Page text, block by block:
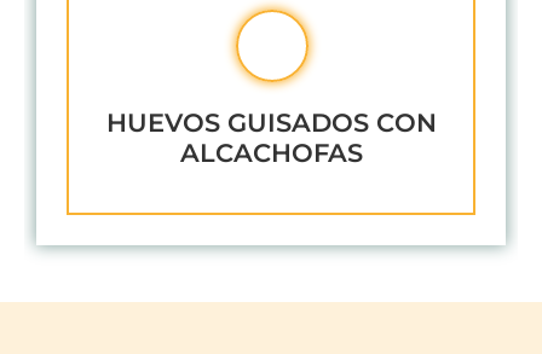
HUEVOS GUISADOS CON
ALCACHOFAS